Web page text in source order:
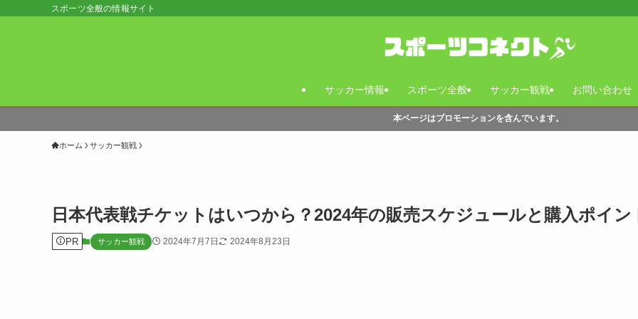
スポーツ全般の情報サイト
サッカー情報 スポーツ全般 サッカー観戦 お問い合わせ
本ページはプロモーションを含んでいます。
ホーム サッカー観戦
日本代表戦チケットはいつから？2024年の販売スケジュールと購入ポイン
PR サッカー観戦 2024年7月7日 2024年8月23日